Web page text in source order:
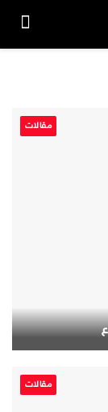
مقالات
مقالات